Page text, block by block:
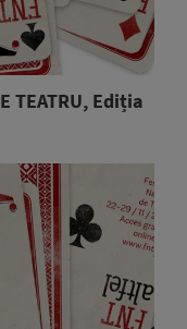
TEATRU, Ediția